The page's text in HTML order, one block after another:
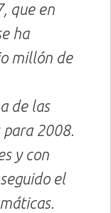
que en
ha
millón de
de las
para 2008.
y con
el